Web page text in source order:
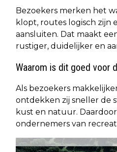
Bezoekers merken het
klopt, routes logisch zijn
aansluiten. Dat maakt
rustiger, duidelijker en
Waarom is dit goed voor
Als bezoekers
ontdekken zij sneller de
kust en natuur.
ondernemers van